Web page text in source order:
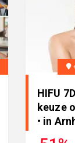
HIFU
keuze
• in